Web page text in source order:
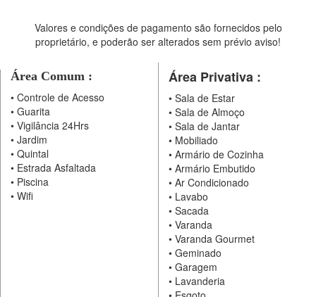
Valores e condições de pagamento são fornecidos pelo
proprietário, e poderão ser alterados sem prévio aviso!
Área Comum :
• Controle de Acesso
• Guarita
• Vigilância 24Hrs
• Jardim
• Quintal
• Estrada Asfaltada
• Piscina
• Wifi
Área Privativa :
•Sala de Estar
•Sala de Almoço
•Sala de Jantar
•Mobiliado
•Armário de Cozinha
•Armário Embutido
•Ar Condicionado
•Lavabo
•Sacada
•Varanda
•Varanda Gourmet
•Geminado
•Garagem
•Lavanderia